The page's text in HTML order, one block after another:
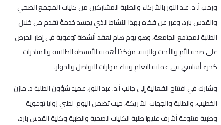
ورحب أ. د. عبد النور بالشركاء والطلبة المشاركين من كليات المجمع الصحي
والقدس بارد، وعبر عن فخره بهذا النشاط الذي يجسد خدمةً تقدم من خلال
الطلبة لمجتمع الجامعة، وهو يوم هام لعقد أنشطة توعوية في إطار الحرص
على صحة الأم والأخت والإبنة، مؤكدًا أهمية الأنشطة الطلابية والمبادرات
كجزء أساسي في عملية التعلم وبناء مهارات التواصل والحوار.
وشارك في افتتاح الفعالية إلى جانب أ.د. عبد النور، عميد شؤون الطلبة د. مازن
الخطيب، والطلبة والجهات الشريكة، حيث تضمن اليوم الطبي زوايا توعوية
وطبية متنوعة أشرف عليها طلبة الكليات الصحية والطبية وكلية القدس بارد،